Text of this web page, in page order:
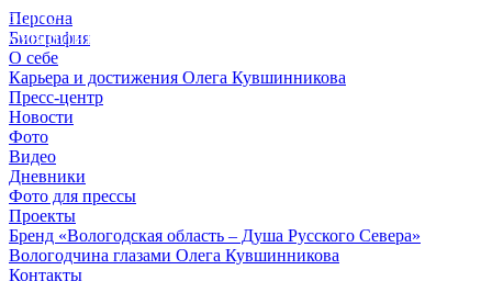
Персона
Биография
О себе
Карьера и достижения Олега Кувшинникова
Пресс-центр
Новости
Фото
Видео
Дневники
Фото для прессы
Проекты
Бренд «Вологодская область – Душа Русского Севера»
Вологодчина глазами Олега Кувшинникова
Контакты
© 2012 - 2023,
КУВШИННИКОВ О.А.